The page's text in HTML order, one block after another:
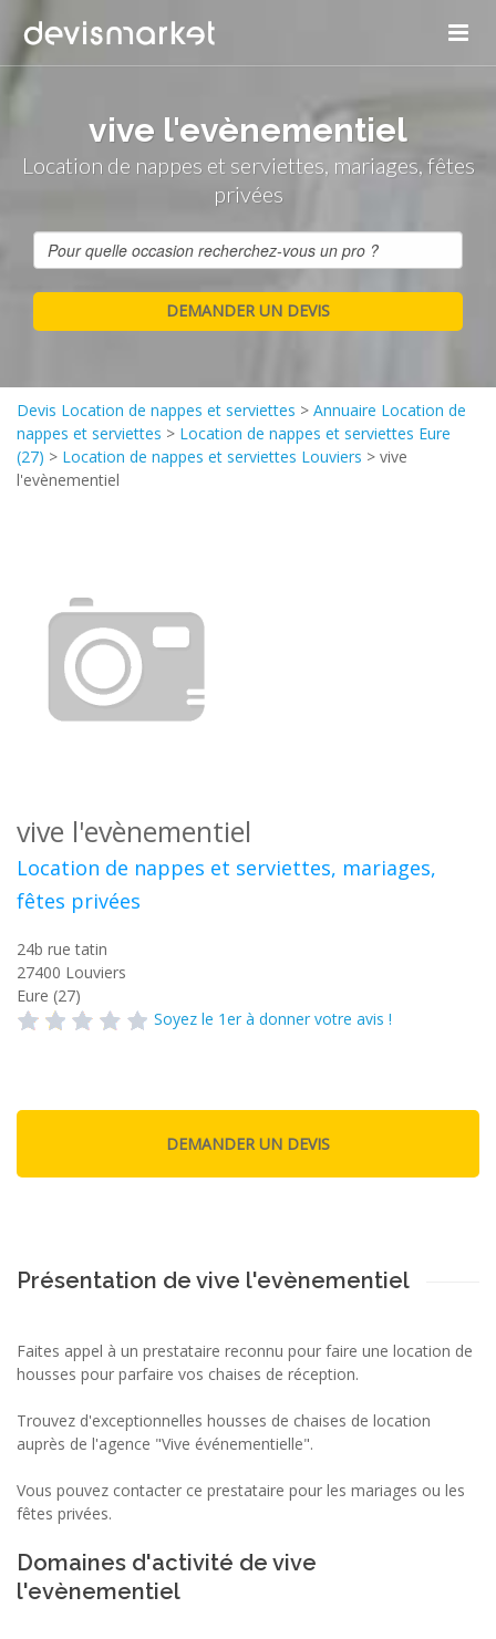
vive l'evènementiel
Location de nappes et serviettes, mariages, fêtes
privées
Devis Location de nappes et serviettes > Annuaire Location de
nappes et serviettes > Location de nappes et serviettes Eure
(27) > Location de nappes et serviettes Louviers > vive
l'evènementiel
vive l'evènementiel
Location de nappes et serviettes, mariages,
fêtes privées
24b rue tatin
27400 Louviers
Eure (27)
Soyez le 1er à donner votre avis !
Présentation de vive l'evènementiel
Faites appel à un prestataire reconnu pour faire une location de
housses pour parfaire vos chaises de réception.
Trouvez d'exceptionnelles housses de chaises de location
auprès de l'agence "Vive événementielle".
Vous pouvez contacter ce prestataire pour les mariages ou les
fêtes privées.
Domaines d'activité de vive
l'evènementiel